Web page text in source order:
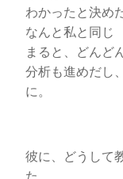
わかったと決め
なんと私と同
まると、どんど
分析も進めだし
に。
彼に、どうして
た。